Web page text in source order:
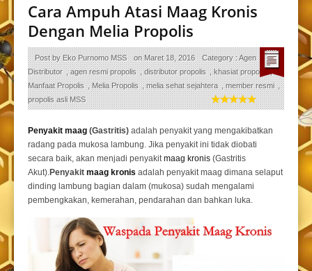
Cara Ampuh Atasi Maag Kronis
Dengan Melia Propolis
Post byEko Purnomo MSS onMaret 18, 2016 Category :Agen
Distributor ,agen resmi propolis ,distributor propolis ,khasiat propolis ,
Manfaat Propolis ,Melia Propolis ,melia sehat sejahtera ,member resmi ,
propolis asli MSS
Penyakit maag (Gastritis) adalah penyakit yang mengakibatkan
radang pada mukosa lambung. Jika penyakit ini tidak diobati
secara baik, akan menjadi penyakitmaag kronis (Gastritis
Akut).Penyakit maag kronis adalah penyakit maag dimana selaput
dinding lambung bagian dalam (mukosa) sudah mengalami
pembengkakan, kemerahan, pendarahan dan bahkan luka.